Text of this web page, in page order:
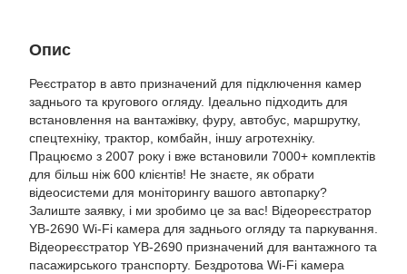
Опис
Реєстратор в авто призначений для підключення камер
заднього та кругового огляду. Ідеально підходить для
встановлення на вантажівку, фуру, автобус, маршрутку,
спецтехніку, трактор, комбайн, іншу агротехніку.
Працюємо з 2007 року і вже встановили 7000+ комплектів
для більш ніж 600 клієнтів! Не знаєте, як обрати
відеосистеми для моніторингу вашого автопарку?
Залиште заявку, і ми зробимо це за вас! Відеореєстратор
YB-2690 Wi-Fi камера для заднього огляду та паркування.
Відеореєстратор YB-2690 призначений для вантажного та
пасажирського транспорту. Бездротова Wi-Fi камера